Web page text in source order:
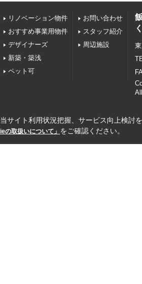
リノベーション物件
おすすめ事業用物件
デザイナーズ
新築・築浅
ペット可
お問い合わせ
スタッフ紹介
周辺施設
サイト利用状況把握、サービス向上検討
の取扱いについて」 をご確認ください。